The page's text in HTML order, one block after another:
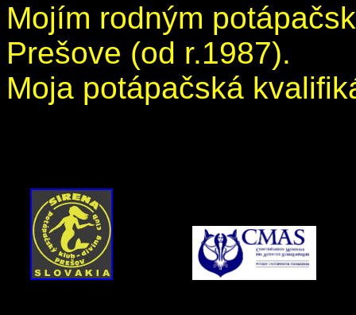
Mojím rodným
Prešove (od r.1987).
Moja potápačská